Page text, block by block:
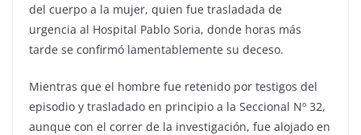
del cuerpo a la mujer, quien fue trasladada de
urgencia al Hospital Pablo Soria, donde horas más
tarde se confirmó lamentablemente su deceso.
Mientras que el hombre fue retenido por testigos del
episodio y trasladado en principio a la Seccional Nº 32,
aunque con el correr de la investigación, fue alojado en